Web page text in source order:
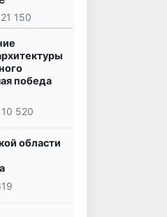
21 150
победа
10 520
области